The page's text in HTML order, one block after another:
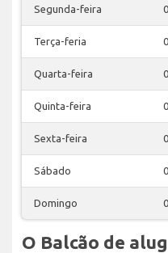
Segunda-feira
Terça-feria
Quarta-feira
Quinta-feira
Sexta-feira
Sábado
Domingo
O Balcão de